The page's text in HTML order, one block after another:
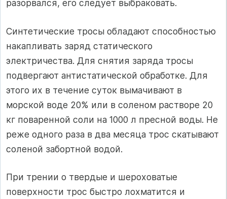
разорвался, его следует выбраковать.
Синтетические тросы обладают способностью
накапливать заряд статического
электричества. Для снятия заряда тросы
подвергают антистатической обработке. Для
этого их в течение суток вымачивают в
морской воде 20% или в соленом растворе 20
кг поваренной соли на 1000 л пресной воды. Не
реже одного раза в два месяца трос скатывают
соленой забортной водой.
При трении о твердые и шероховатые
поверхности трос быстро лохматится и